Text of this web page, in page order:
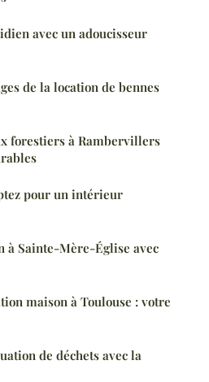
avec un adoucisseur
de la location de bennes
forestiers à Rambervillers
pour un intérieur
à Sainte-Mère-Église avec
maison à Toulouse : votre
de déchets avec la